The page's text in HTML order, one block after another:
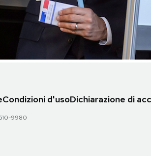
Condizioni d'usoDichiarazione di
9980